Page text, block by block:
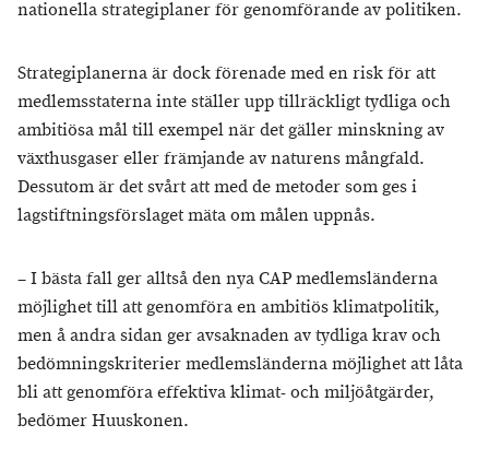
nationella strategiplaner för genomförande av politiken.
Strategiplanerna är dock förenade med en risk för att
medlemsstaterna inte ställer upp tillräckligt tydliga och
ambitiösa mål till exempel när det gäller minskning av
växthusgaser eller främjande av naturens mångfald.
Dessutom är det svårt att med de metoder som ges i
lagstiftningsförslaget mäta om målen uppnås.
– I bästa fall ger alltså den nya CAP medlemsländerna
möjlighet till att genomföra en ambitiös klimatpolitik,
men å andra sidan ger avsaknaden av tydliga krav och
bedömningskriterier medlemsländerna möjlighet att låta
bli att genomföra effektiva klimat- och miljöåtgärder,
bedömer Huuskonen.